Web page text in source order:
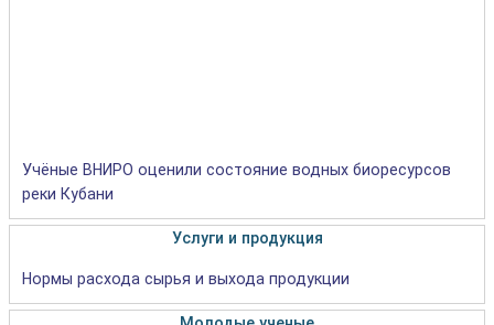
Учёные ВНИРО оценили состояние водных биоресурсов
реки Кубани
Услуги и продукция
Нормы расхода сырья и выхода продукции